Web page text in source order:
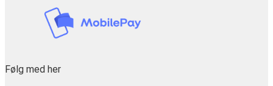
Følg med her